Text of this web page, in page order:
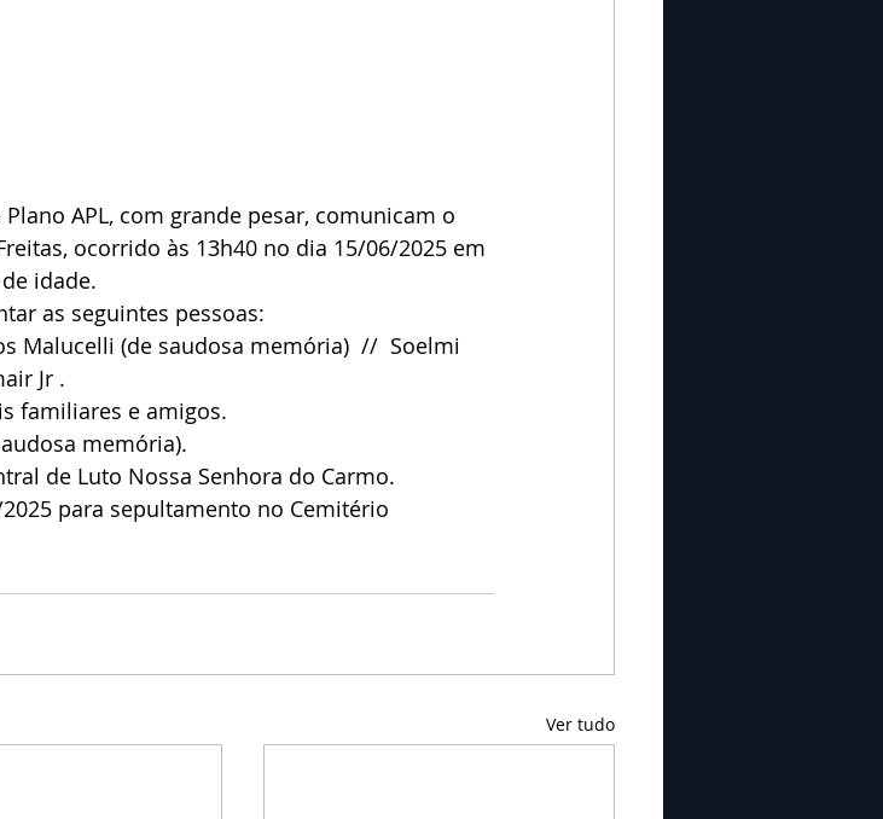
APL, com grande pesar, comunicam o
ocorrido às 13h40 no dia 15/06/2025 em
idade.
as seguintes pessoas:
Malucelli (de saudosa memória)  //  Soelmi
Jr .
familiares e amigos.
memória).
de Luto Nossa Senhora do Carmo.
para sepultamento no Cemitério
Ver tudo